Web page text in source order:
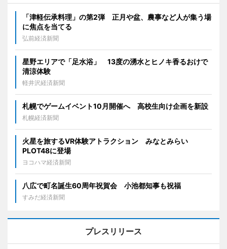
「津軽伝承料理」の第2弾 正月や盆、農事など人が集う場
に焦点を当てる
弘前経済新聞
星野エリアで「足水浴」 13度の湧水とヒノキ香るおけで
清涼体験
軽井沢経済新聞
札幌でゲームイベント10月開催へ 高校生向け企画を新設
札幌経済新聞
火星を旅するVR体験アトラクション みなとみらい
PLOT48に登場
ヨコハマ経済新聞
八広で町名誕生60周年祝賀会 小池都知事も祝福
すみだ経済新聞
プレスリリース